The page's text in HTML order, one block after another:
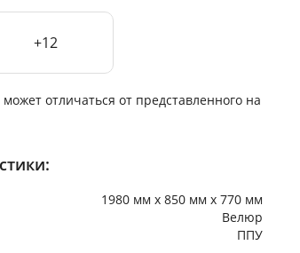
+12
отличаться от представленного на
1980 мм х 850 мм х 770 мм
Велюр
ППУ